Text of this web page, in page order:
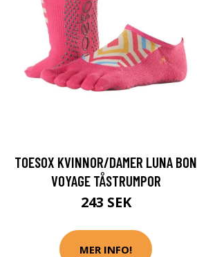
TOESOX KVINNOR/DAMER LUNA BON
VOYAGE TÅSTRUMPOR
243 SEK
MER INFO!